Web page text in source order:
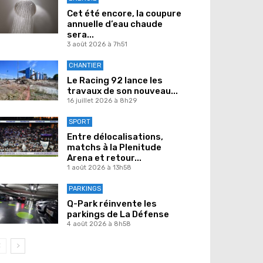
Cet été encore, la coupure
annuelle d’eau chaude
sera...
3 août 2026 à 7h51
CHANTIER
Le Racing 92 lance les
travaux de son nouveau...
16 juillet 2026 à 8h29
SPORT
Entre délocalisations,
matchs à la Plenitude
Arena et retour...
1 août 2026 à 13h58
PARKINGS
Q-Park réinvente les
parkings de La Défense
4 août 2026 à 8h58